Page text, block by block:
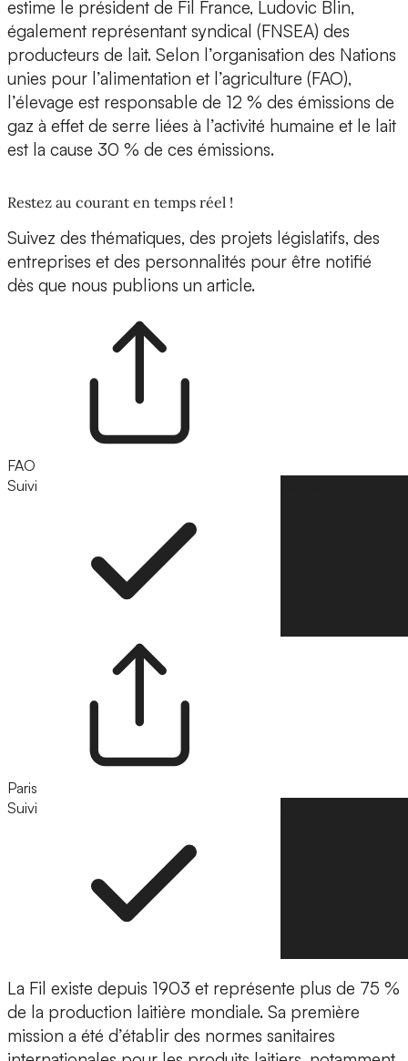
estime le président de Fil France, Ludovic Blin,
également représentant syndical (FNSEA) des
producteurs de lait. Selon l’organisation des Nations
unies pour l’alimentation et l’agriculture (FAO),
l’élevage est responsable de 12 % des émissions de
gaz à effet de serre liées à l’activité humaine et le lait
est la cause 30 % de ces émissions.
Restez au courant en temps réel !
Suivez des thématiques, des projets législatifs, des
entreprises et des personnalités pour être notifié
dès que nous publions un article.
FAO
Suivi
Paris
Suivi
La Fil existe depuis 1903 et représente plus de 75 %
de la production laitière mondiale. Sa première
mission a été d’établir des normes sanitaires